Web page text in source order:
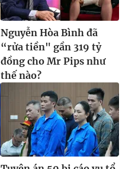
Nguyễn Hòa Bình đã
“rửa tiền" gần 319 tỷ
đồng cho Mr Pips như
thế nào?